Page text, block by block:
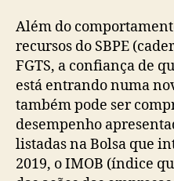
Além do
recursos do SBPE
FGTS, a confiança de
está entrando numa
também pode ser
desempenho
listadas na Bolsa que
2019, o IMOB (índice